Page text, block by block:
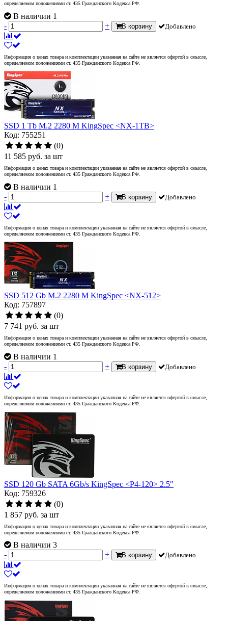
определяемом положениями ст. 435 Гражданского Кодекса РФ.
В наличии 1
-
+ В корзину Добавлено
Информация о ценах товара и комплектации указанная на сайте не является офертой в смысле,
определяемом положениями ст. 435 Гражданского Кодекса РФ.
SSD 1 Tb M.2 2280 M KingSpec <NX-1TB>
Код: 755251
(0)
11 585 руб. за шт
Информация о ценах товара и комплектации указанная на сайте не является офертой в смысле,
определяемом положениями ст. 435 Гражданского Кодекса РФ.
В наличии 1
-
+ В корзину Добавлено
Информация о ценах товара и комплектации указанная на сайте не является офертой в смысле,
определяемом положениями ст. 435 Гражданского Кодекса РФ.
SSD 512 Gb M.2 2280 M KingSpec <NX-512>
Код: 757897
(0)
7 741 руб. за шт
Информация о ценах товара и комплектации указанная на сайте не является офертой в смысле,
определяемом положениями ст. 435 Гражданского Кодекса РФ.
В наличии 1
-
+ В корзину Добавлено
Информация о ценах товара и комплектации указанная на сайте не является офертой в смысле,
определяемом положениями ст. 435 Гражданского Кодекса РФ.
SSD 120 Gb SATA 6Gb/s KingSpec <P4-120> 2.5"
Код: 759326
(0)
1 857 руб. за шт
Информация о ценах товара и комплектации указанная на сайте не является офертой в смысле,
определяемом положениями ст. 435 Гражданского Кодекса РФ.
В наличии 3
-
+ В корзину Добавлено
Информация о ценах товара и комплектации указанная на сайте не является офертой в смысле,
определяемом положениями ст. 435 Гражданского Кодекса РФ.